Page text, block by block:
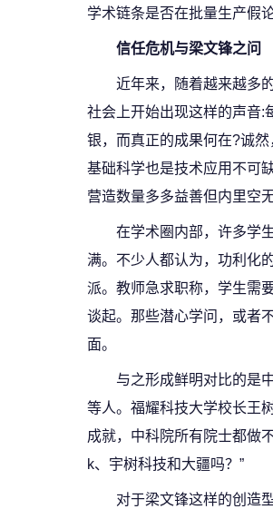
学术链条是否在批量生产假论
信任危机与梁文锋之问
近年来，随着越来越多
社会上开始出现这样的声音:
银，而真正的成果何在?诚
基础科学也是技术应用不可
营造数量多多益善但内里空
在学术圈内部，许多学
满。不少人都认为，功利化
派。教师急求职称，学生需
谈起。那些潜心学问，或者
面。
与之形成鲜明对比的是
等人。福耀科技大学校长王
成就，中科院所有院士都做
k、宇树科技和大疆吗？”
对于梁文锋这样的创造